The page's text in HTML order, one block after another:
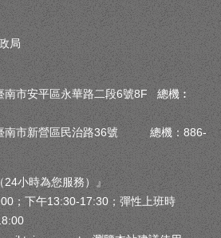
局
南市安平區永華路二段6號8F 總機︰
南市新營區民治路36號 總機：886-
（24小時為您服務）』
；下午13:30-17:30；彈性上班時